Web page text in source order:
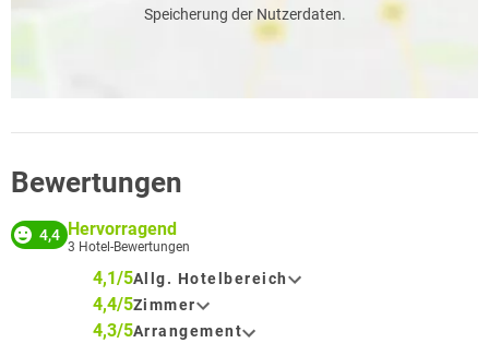
Speicherung der Nutzerdaten.
Bewertungen
4,4 Hervorragend
3 Hotel-Bewertungen
4,1/5Allg. Hotelbereich
4,4/5Zimmer
4,3/5Arrangement